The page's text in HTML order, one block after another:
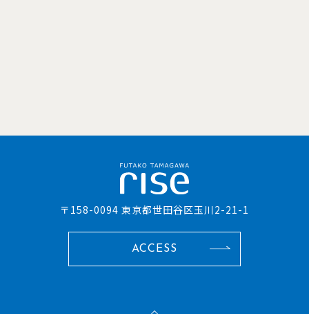
〒158-0094 東京都世田谷区玉川2-21-1
ACCESS